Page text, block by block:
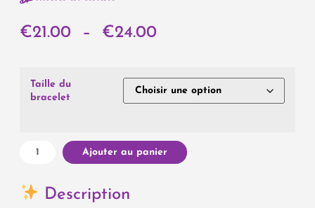
€21.00 – €24.00
Taille du
bracelet
Ajouter au panier
Description